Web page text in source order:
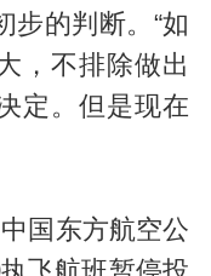
步的判断。“如
，不排除做出
定。但是现在
国东方航空公